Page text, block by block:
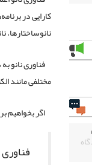
کارایی در
نانوساختارها،
فناوری نانو
مختلفی مانند
اگر بخواهیم